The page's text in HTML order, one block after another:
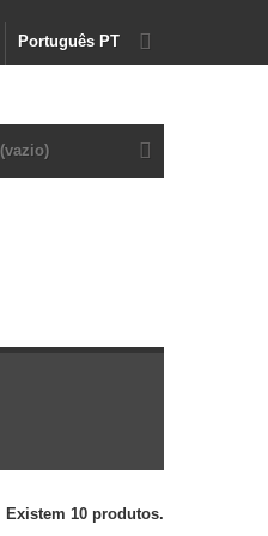
Português PT
(vazio)
Existem 10 produtos.